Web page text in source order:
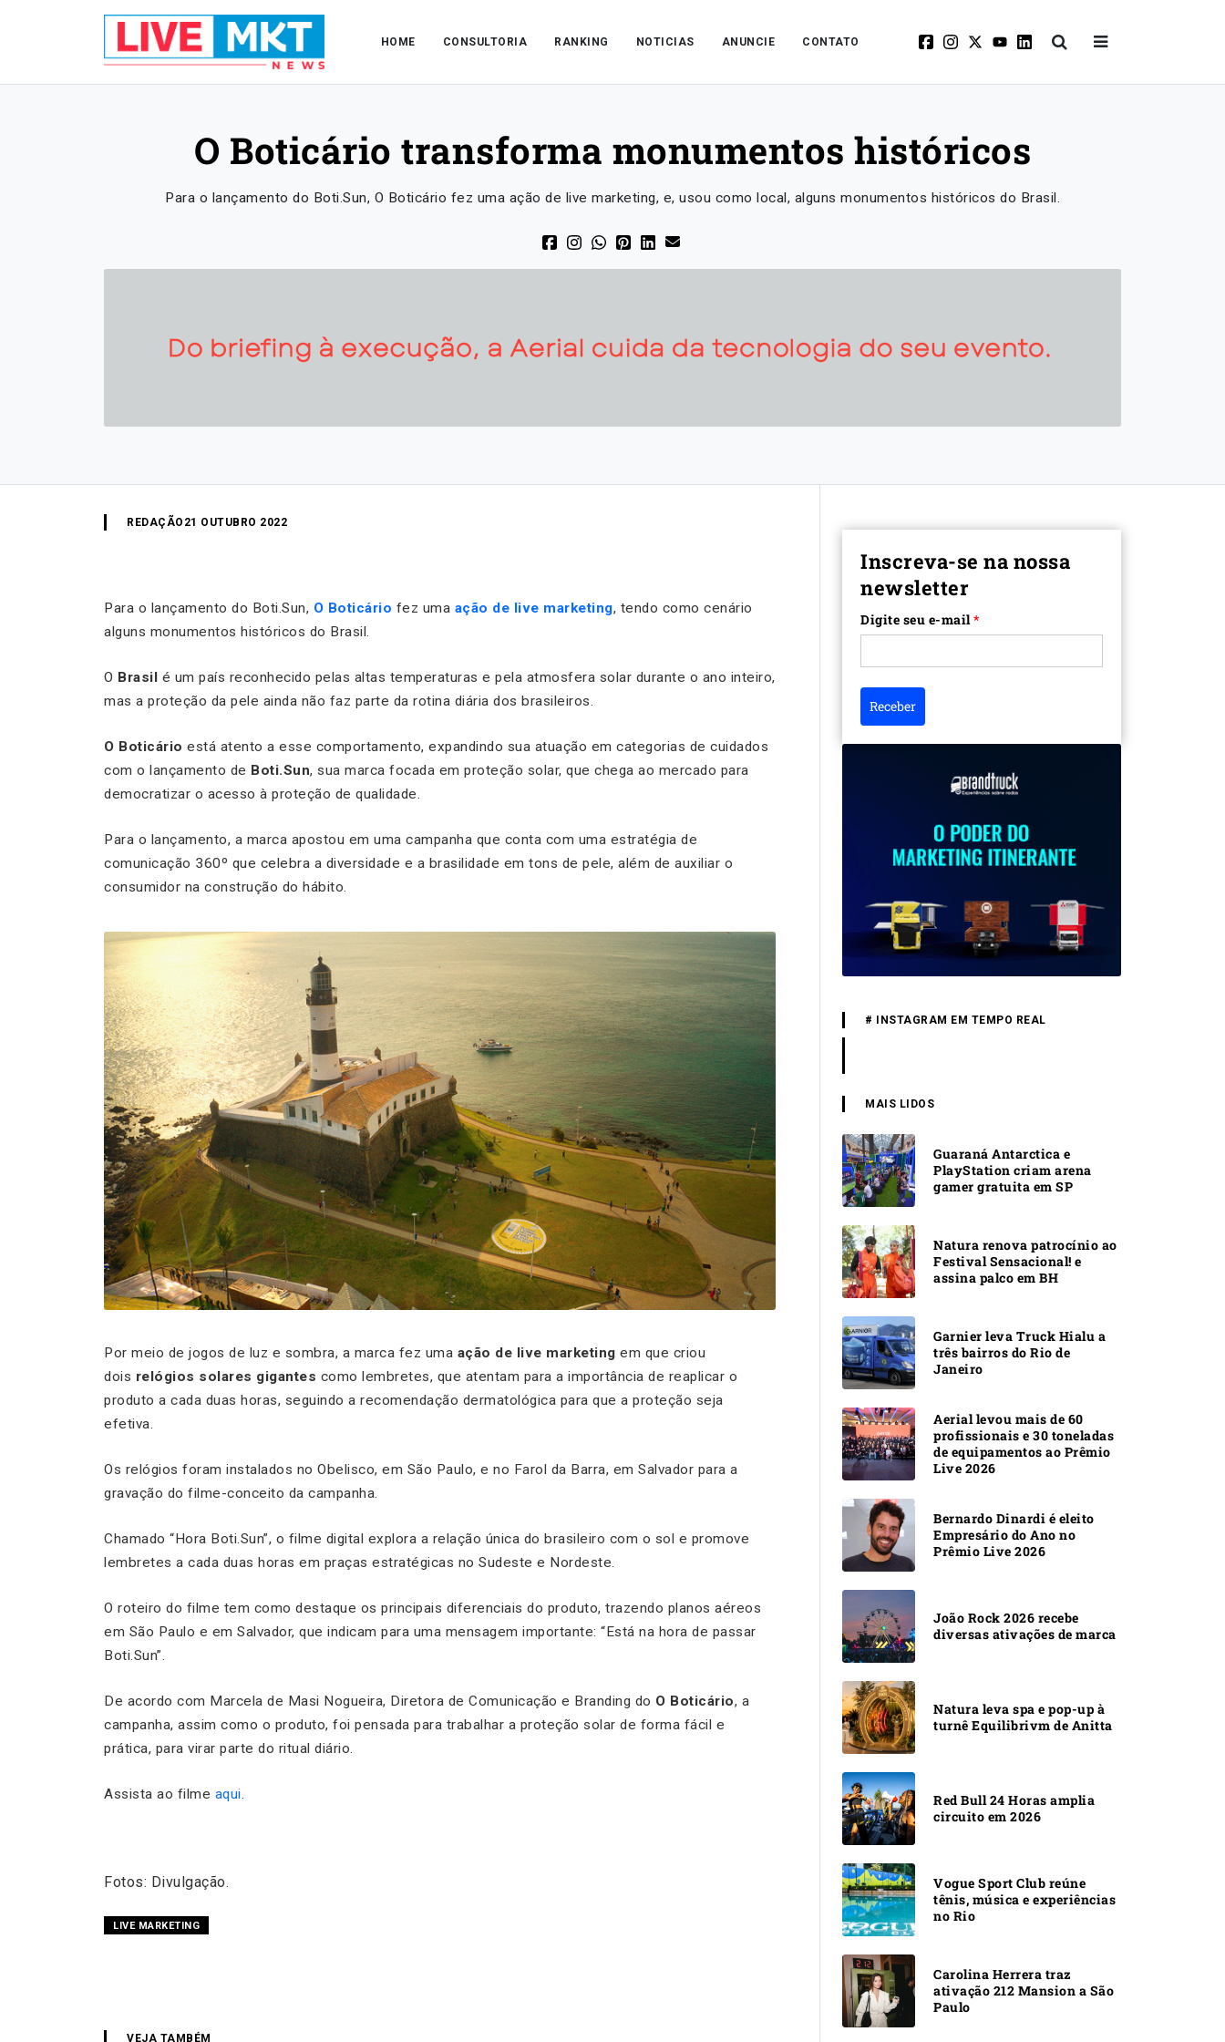
HOME CONSULTORIA RANKING NOTICIAS ANUNCIE CONTATO
O Boticário transforma monumentos históricos
Para o lançamento do Boti.Sun, O Boticário fez uma ação de live marketing, e, usou como local, alguns monumentos históricos do Brasil.
REDAÇÃO 21 OUTUBRO 2022
Para o lançamento do Boti.Sun, O Boticário fez uma ação de live marketing, tendo como cenário
alguns monumentos históricos do Brasil.
O Brasil é um país reconhecido pelas altas temperaturas e pela atmosfera solar durante o ano inteiro,
mas a proteção da pele ainda não faz parte da rotina diária dos brasileiros.
O Boticário está atento a esse comportamento, expandindo sua atuação em categorias de cuidados
com o lançamento de Boti.Sun, sua marca focada em proteção solar, que chega ao mercado para
democratizar o acesso à proteção de qualidade.
Para o lançamento, a marca apostou em uma campanha que conta com uma estratégia de
comunicação 360º que celebra a diversidade e a brasilidade em tons de pele, além de auxiliar o
consumidor na construção do hábito.
Por meio de jogos de luz e sombra, a marca fez uma ação de live marketing em que criou
dois relógios solares gigantes como lembretes, que atentam para a importância de reaplicar o
produto a cada duas horas, seguindo a recomendação dermatológica para que a proteção seja
efetiva.
Os relógios foram instalados no Obelisco, em São Paulo, e no Farol da Barra, em Salvador para a
gravação do filme-conceito da campanha.
Chamado “Hora Boti.Sun”, o filme digital explora a relação única do brasileiro com o sol e promove
lembretes a cada duas horas em praças estratégicas no Sudeste e Nordeste.
O roteiro do filme tem como destaque os principais diferenciais do produto, trazendo planos aéreos
em São Paulo e em Salvador, que indicam para uma mensagem importante: “Está na hora de passar
Boti.Sun”.
De acordo com Marcela de Masi Nogueira, Diretora de Comunicação e Branding do O Boticário, a
campanha, assim como o produto, foi pensada para trabalhar a proteção solar de forma fácil e
prática, para virar parte do ritual diário.
Assista ao filme aqui.
Fotos: Divulgação.
LIVE MARKETING
VEJA TAMBÉM
Inscreva-se na nossa
newsletter
Digite seu e-mail*
Receber
# INSTAGRAM EM TEMPO REAL
MAIS LIDOS
Guaraná Antarctica e
PlayStation criam arena
gamer gratuita em SP
Natura renova patrocínio ao
Festival Sensacional! e
assina palco em BH
Garnier leva Truck Hialu a
três bairros do Rio de
Janeiro
Aerial levou mais de 60
profissionais e 30 toneladas
de equipamentos ao Prêmio
Live 2026
Bernardo Dinardi é eleito
Empresário do Ano no
Prêmio Live 2026
João Rock 2026 recebe
diversas ativações de marca
Natura leva spa e pop-up à
turnê Equilibrivm de Anitta
Red Bull 24 Horas amplia
circuito em 2026
Vogue Sport Club reúne
tênis, música e experiências
no Rio
Carolina Herrera traz
ativação 212 Mansion a São
Paulo